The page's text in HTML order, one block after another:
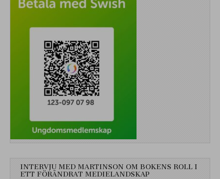
INTERVJU MED MARTINSON OM BOKENS ROLL I
ETT FÖRÄNDRAT MEDIELANDSKAP